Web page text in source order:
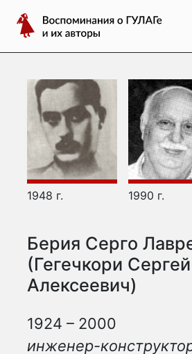
содержимому
Воспоминания
о
ГУЛАГе
авторы
Берия Серго
(Гегечкори Сергей
Алексеевич)
1924 – 2000
инженер-
1948 г. 1990 г.